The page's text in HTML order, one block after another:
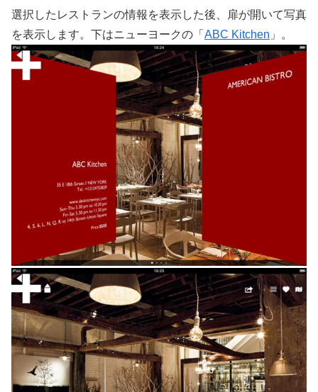
選択したレストランの情報を表示した後、扉が開いて写真
を表示します。下はニューヨークの「 ABC Kitchen 」。